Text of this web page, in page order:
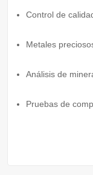
Control de
Metales
Análisis de
Pruebas de